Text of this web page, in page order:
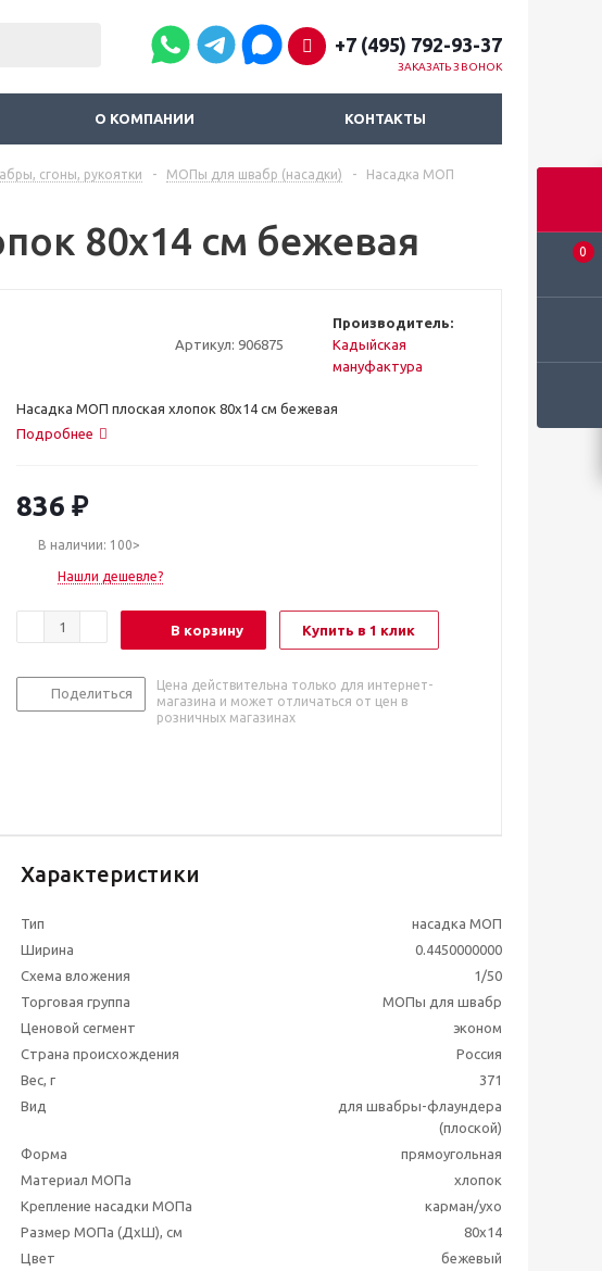
0
+7 (495) 792-93-37
ЗАКАЗАТЬ ЗВОНОК
О КОМПАНИИ КОНТАКТЫ
сгоны, рукоятки - МОПы для швабр (насадки) -
Насадка МОП
80x14 см бежевая
Артикул: 906875
Производитель:
Кадыйская
мануфактура
Насадка МОП плоская хлопок 80x14 см бежевая
Подробнее
836 ₽
В наличии: 100>
Нашли дешевле?
В корзину Купить в 1 клик
Поделиться
Цена действительна только для интернет-
магазина и может отличаться от цен в
розничных магазинах
Характеристики
Тип
насадка МОП
Ширина
0.4450000000
Схема вложения
1/50
Торговая группа
МОПы для швабр
Ценовой сегмент
эконом
Страна происхождения
Россия
Вес, г
371
Вид
для швабры-флаундера
(плоской)
Форма
прямоугольная
Материал МОПа
хлопок
Крепление насадки МОПа
карман/ухо
Размер МОПа (ДхШ), см
80x14
Цвет
бежевый